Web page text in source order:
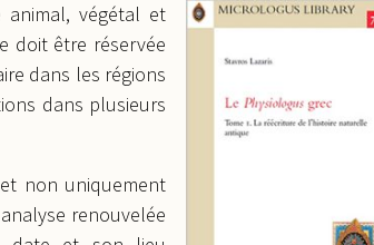
animal, végétal et
doit être réservée
dans les régions
dans plusieurs
non uniquement
renouvelée